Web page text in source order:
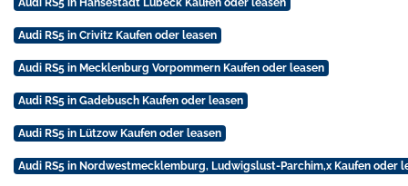
Audi RS5 in Crivitz Kaufen oder leasen
Audi RS5 in Mecklenburg Vorpommern Kaufen oder leasen
Audi RS5 in Gadebusch Kaufen oder leasen
Audi RS5 in Lützow Kaufen oder leasen
Audi RS5 in Nordwestmecklemburg, Ludwigslust-Parchim,x Kaufen oder